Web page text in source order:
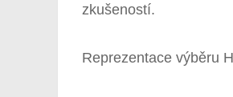
zkušeností.
Reprezentace výběru